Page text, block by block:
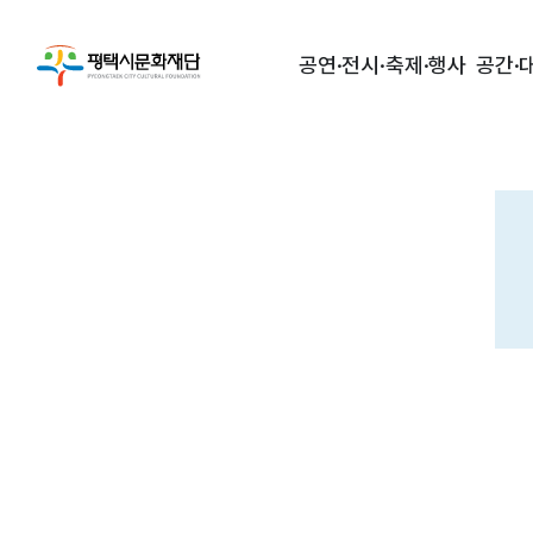
공연·전시·축제·행사 공간·